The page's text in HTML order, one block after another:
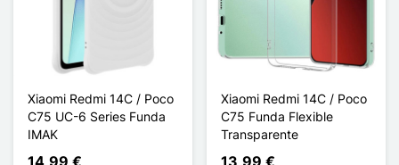
Xiaomi Redmi 14C / Poco
C75 UC-6 Series Funda
IMAK
14,99 €
Xiaomi Redmi 14C / Poco
C75 Funda Flexible
Transparente
13,99 €